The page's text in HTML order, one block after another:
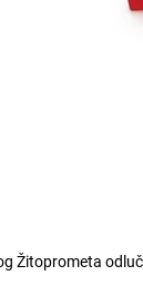
Žitoprometa